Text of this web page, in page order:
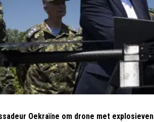
Oekraïne om drone met explosieven